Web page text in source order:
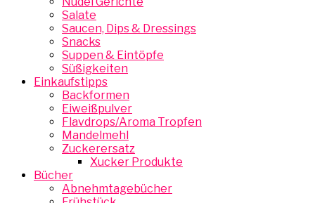
Salate
Saucen, Dips & Dressings
Snacks
Suppen & Eintöpfe
Süßigkeiten
Einkaufstipps
Backformen
Eiweißpulver
Flavdrops/Aroma Tropfen
Mandelmehl
Zuckerersatz
Xucker Produkte
Bücher
Abnehmtagebücher